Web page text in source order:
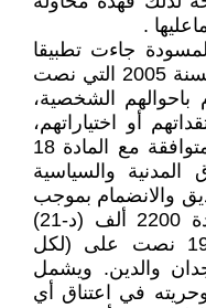
.
جاءت تطبيقا
للمادة (41) من الدستور العراقي لسنة 2005 التي نصت
باحوالهم الشخصية،
أو اختياراتهم،
وينظم ذلك بقانون.) والتي جاءت متوافقة مع المادة 18
والسياسية
والانضمام بموجب
قرار الجمعية العامة للأمم المتحدة 2200 ألف (د-21)
المؤرخ في 16 كانون/ديسمبر1966 نصت على (لكل
والدين. ويشمل
في اعتناق أي